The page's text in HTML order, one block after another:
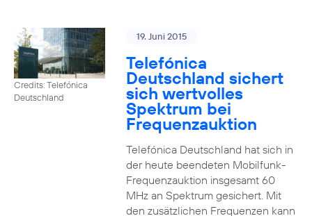
Credits: Telefónica
Deutschland
19. Juni 2015
Telefónica
Deutschland sichert
sich wertvolles
Spektrum bei
Frequenzauktion
Telefónica Deutschland hat sich in
der heute beendeten Mobilfunk-
Frequenzauktion insgesamt 60
MHz an Spektrum gesichert. Mit
den zusätzlichen Frequenzen kann